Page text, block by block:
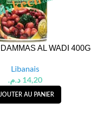
AL WADI 400G
Libanais
14,20 د.م.
AU PANIER